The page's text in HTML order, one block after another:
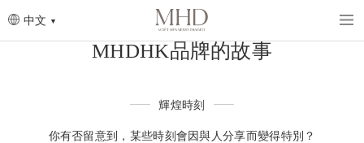
to
main
content
中文
MHDHK品牌的故事
輝煌時刻
你有否留意到，某些時刻會因與人分享而變得特別？